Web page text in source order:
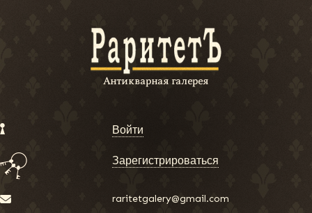
Войти
Зарегистрироваться
raritetgalery@gmail.com